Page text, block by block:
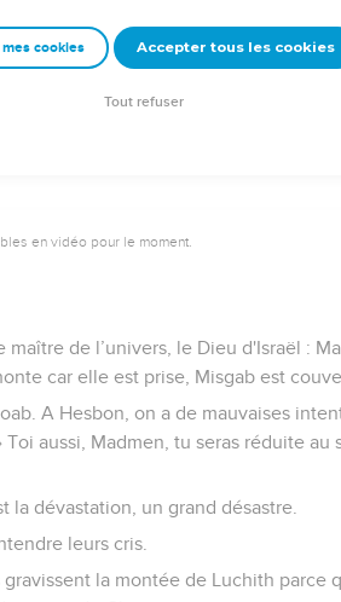
tu enfin ? Rentre dans ton fourreau et
a donné ses ordres, là-bas, il lui a
en vidéo pour le moment.
de l’univers, le Dieu d'Israël :
car elle est prise, Misgab est
A Hesbon, on a de mauvaises
aussi, Madmen, tu seras réduite au
la dévastation, un grand désastre.
leurs cris.
gravissent la montée de Luchith parce
cookies Accepter tous les cookies
Tout refuser